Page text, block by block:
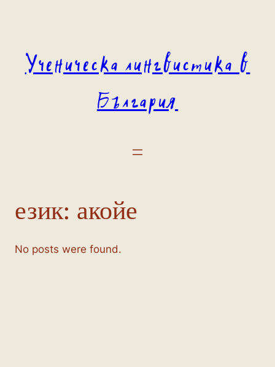
Ученическа лингвистика в
България
език: акойе
No posts were found.